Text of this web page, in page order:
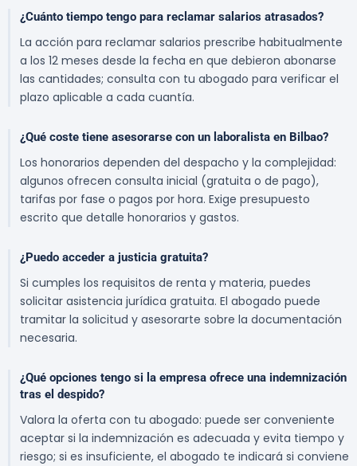
¿Cuánto tiempo tengo para reclamar salarios atrasados?
La acción para reclamar salarios prescribe habitualmente
a los 12 meses desde la fecha en que debieron abonarse
las cantidades; consulta con tu abogado para verificar el
plazo aplicable a cada cuantía.
¿Qué coste tiene asesorarse con un laboralista en Bilbao?
Los honorarios dependen del despacho y la complejidad:
algunos ofrecen consulta inicial (gratuita o de pago),
tarifas por fase o pagos por hora. Exige presupuesto
escrito que detalle honorarios y gastos.
¿Puedo acceder a justicia gratuita?
Si cumples los requisitos de renta y materia, puedes
solicitar asistencia jurídica gratuita. El abogado puede
tramitar la solicitud y asesorarte sobre la documentación
necesaria.
¿Qué opciones tengo si la empresa ofrece una indemnización
tras el despido?
Valora la oferta con tu abogado: puede ser conveniente
aceptar si la indemnización es adecuada y evita tiempo y
riesgo; si es insuficiente, el abogado te indicará si conviene